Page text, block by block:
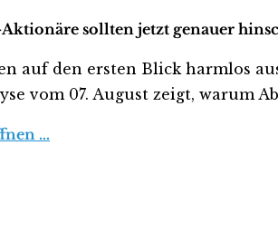
sollten jetzt genauer
auf den ersten Blick harmlos
vom 07. August zeigt, warum
…